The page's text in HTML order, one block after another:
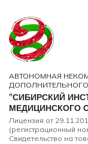
АВТОНОМНАЯ
"СИБИРСКИЙ
МЕДИЦИНСКОГО
Лицензия от
(регистрационный
Свидетельство на